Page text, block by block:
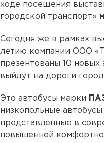
ходе посещения
городской транспорт»
Сегодня же в рамках
летию компании ООО
презентованы 10 новых
выйдут на дороги
Это автобусы марки
низкопольные автобусы
представленные в
повышенной